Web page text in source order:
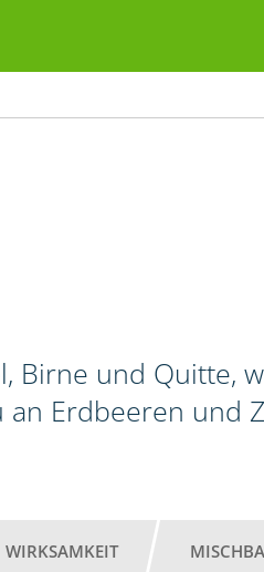
Birne und Quitte,
Erdbeeren und
WIRKSAMKEIT